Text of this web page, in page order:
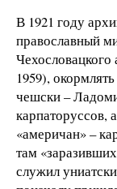
В 1921 году
православный
1959),
чешски –
карпаторуссов,
«америчан» –
там
служил